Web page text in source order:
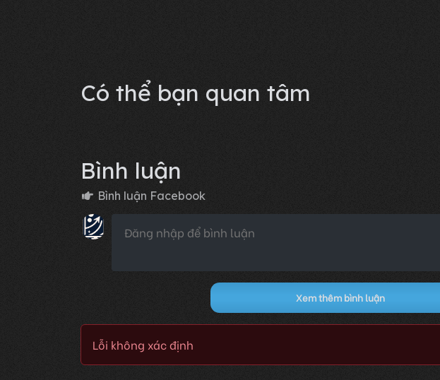
Có thể bạn quan tâm
Bình luận
Bình luận Facebook
Xem thêm bình luận
Lỗi không xác định